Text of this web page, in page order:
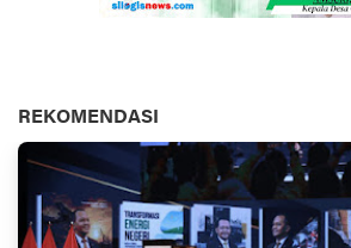
REKOMENDASI